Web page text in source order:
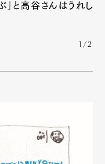
」と高谷さんはうれし
1/2